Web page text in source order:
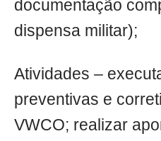
documentação
dispensa militar);
Atividades –
preventivas e
VWCO; realizar